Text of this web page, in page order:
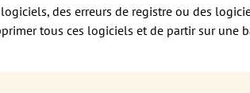
des erreurs de registre ou des
tous ces logiciels et de partir sur une